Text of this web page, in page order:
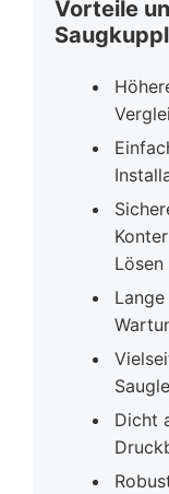
Vorteile
Dicht